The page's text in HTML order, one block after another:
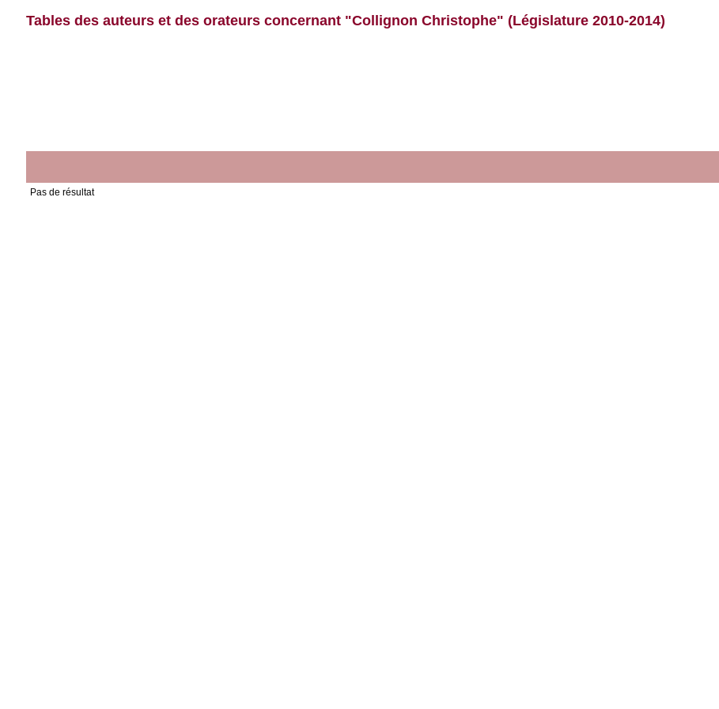
Tables des auteurs et des orateurs concernant "Collignon Christophe" (Législature 2010-2014)
Pas de résultat